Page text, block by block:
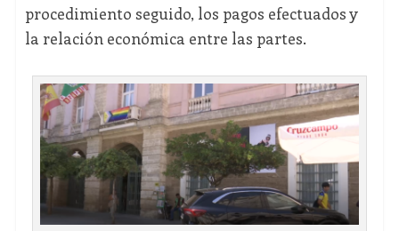
procedimiento seguido, los pagos efectuados y
la relación económica entre las partes.